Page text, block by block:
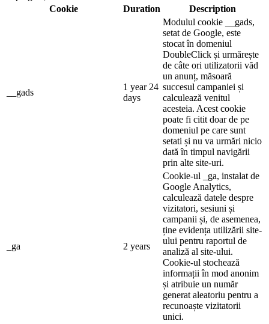
Cookie
Duration Description
__gads
1 year 24
days
Modulul cookie __gads,
setat de Google, este
stocat în domeniul
DoubleClick și urmărește
de câte ori utilizatorii văd
un anunț, măsoară
succesul campaniei și
calculează venitul
acesteia. Acest cookie
poate fi citit doar de pe
domeniul pe care sunt
setati și nu va urmări nicio
dată în timpul navigării
prin alte site-uri.
_ga 2 years
Cookie-ul _ga, instalat de
Google Analytics,
calculează datele despre
vizitatori, sesiuni și
campanii și, de asemenea,
ține evidența utilizării site-
ului pentru raportul de
analiză al site-ului.
Cookie-ul stochează
informații în mod anonim
și atribuie un număr
generat aleatoriu pentru a
recunoaște vizitatorii
unici.